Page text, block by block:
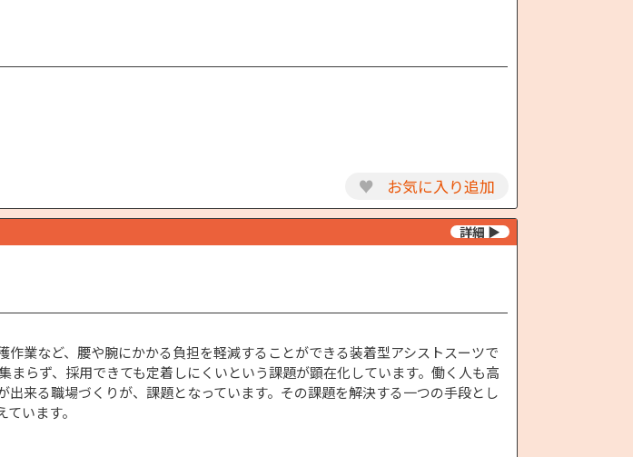
♥ お気に入り追加
作業など、腰や腕にかかる負担を軽減することができる装着型アシストスーツで
まらず、採用できても定着しにくいという課題が顕在化しています。働く人も高
出来る職場づくりが、課題となっています。その課題を解決する一つの手段とし
います。